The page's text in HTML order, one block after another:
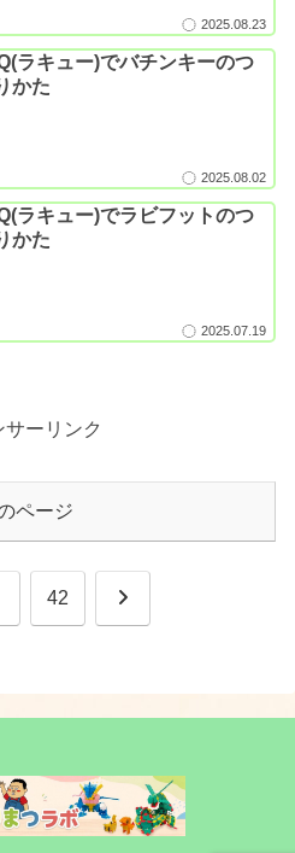
2025.08.23
ラキュー)でバチンキーのつ
かた
2025.08.02
ラキュー)でラビフットのつ
かた
2025.07.19
サーリンク
ページ
42 次